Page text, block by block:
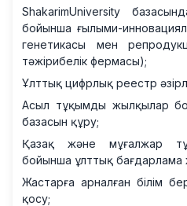
ShakarimUniversity
бойынша ғылыми-
генетикасы мен
тәжірибелік фермасы);
Ұлттық цифрлық реестр
Асыл тұқымды жылқылар
базасын құру;
Қазақ және мұғалжар
бойынша ұлттық бағдарлама
Жастарға арналған білім
қосу;